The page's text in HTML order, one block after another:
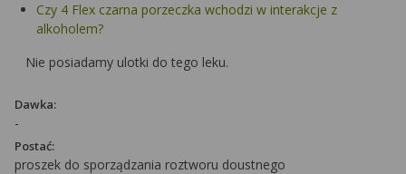
Czy 4 Flex czarna porzeczka wchodzi w interakcje z
alkoholem?
Nie posiadamy ulotki do tego leku.
Dawka:
-
Postać:
proszek do sporządzania roztworu doustnego